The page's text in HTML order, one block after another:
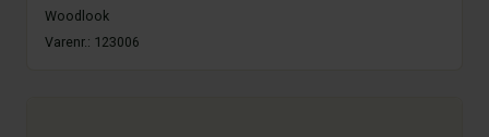
Woodlook
Varenr.: 123006